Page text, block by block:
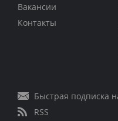
Вакансии
Контакты
Быстрая подписка
RSS